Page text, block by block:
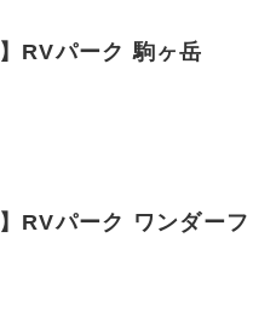
】RVパーク 駒ヶ岳
】RVパーク ワンダー